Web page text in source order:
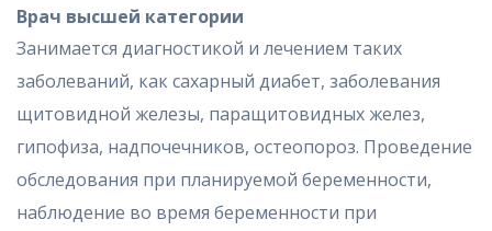
Врач высшей категории
Занимается диагностикой и лечением таких
заболеваний, как сахарный диабет, заболевания
щитовидной железы, паращитовидных желез,
гипофиза, надпочечников, остеопороз. Проведение
обследования при планируемой беременности,
наблюдение во время беременности при